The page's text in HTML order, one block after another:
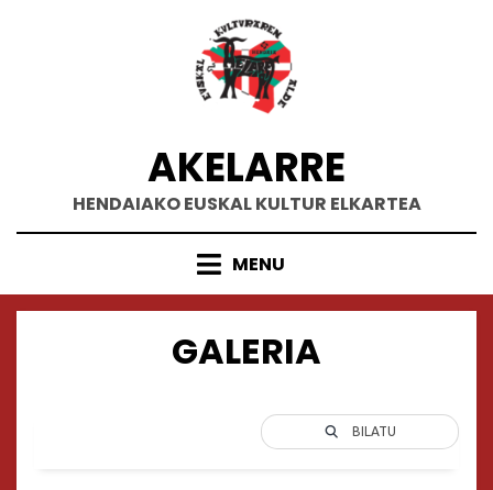
AKELARRE
HENDAIAKO EUSKAL KULTUR ELKARTEA
MENU
GALERIA
BILATU